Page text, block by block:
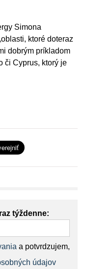
Simona
ktoré doteraz
dobrým príkladom
či Cyprus, ktorý je
týždenne:
a potvrdzujem,
údajov